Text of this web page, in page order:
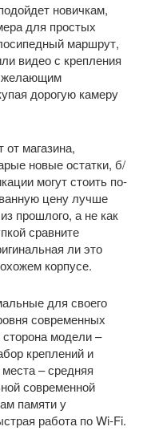
новичкам,
для простых
маршрут,
видео с крепления
желающим
дорогую камеру
магазина,
новые остатки, б/
могут стоить по-
цену лучше
прошлого, а не как
сравните
ли это
корпусе.
для своего
современных
модели –
креплений и
– средняя
современной
памяти у
работа по Wi-Fi.